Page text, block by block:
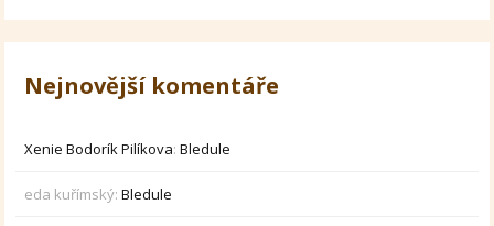
Nejnovější komentáře
Xenie Bodorík Pilíkova:Bledule
eda kuřímský:Bledule